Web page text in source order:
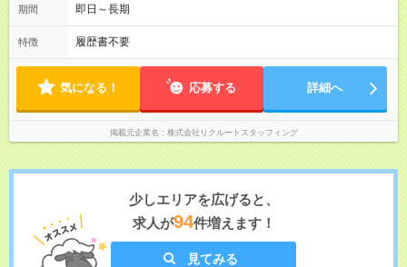
期間 即日～長期
特徴 履歴書不要
気になる！ 応募する 詳細へ
掲載元企業名 株式会社リクルートスタッフィング
少しエリアを広げると、
求人が94件増えます！
見てみる